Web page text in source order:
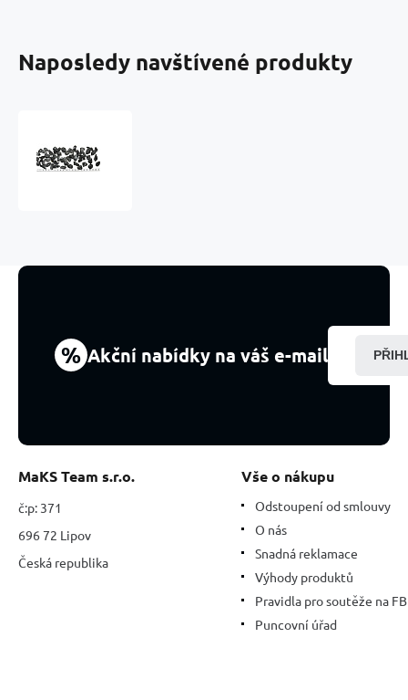
Naposledy navštívené produkty
1
% Akční nabídky na váš e-mail
MaKS Team s.r.o.
č:p: 371
696 72 Lipov
Česká republika
Vše o nákupu
Odstoupení od smlouvy
O nás
Snadná reklamace
Výhody produktů
Pravidla pro soutěže na FB
Puncovní úřad